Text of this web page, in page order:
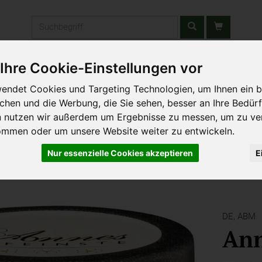
Cookie-Einstellungen vor
Cookies und Targeting Technologien, um Ihnen ein
und die Werbung, die Sie sehen, besser an Ihre
nutzen wir außerdem um Ergebnisse zu messen, um zu
oder um unsere Website weiter zu entwickeln.
Nur essenzielle Cookies akzeptieren
& Schulen Liefergebiet Wochenmarkt
DE, ABM